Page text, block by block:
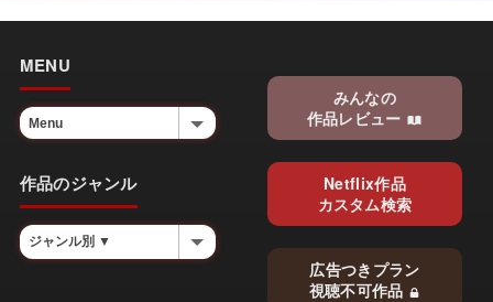
MENU
作品のジャンル
みんなの
作品レビュー
Netflix作品
カスタム検索
広告つきプラン
視聴不可作品